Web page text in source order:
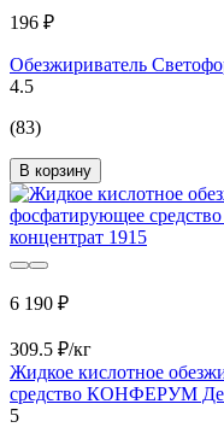
196 ₽
Обезжириватель
4.5
(83)
В корзину
6 190 ₽
309.5 ₽/кг
Жидкое кислотное
средство КОНФЕРУМ
5